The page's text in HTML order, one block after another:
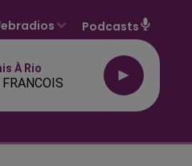
Podcasts
À Rio